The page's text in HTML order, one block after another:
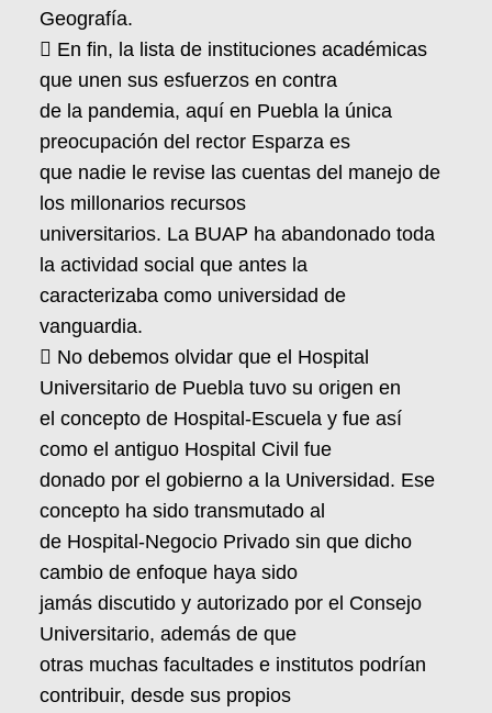
Geografía.
 En fin, la lista de instituciones académicas
que unen sus esfuerzos en contra
de la pandemia, aquí en Puebla la única
preocupación del rector Esparza es
que nadie le revise las cuentas del manejo de
los millonarios recursos
universitarios. La BUAP ha abandonado toda
la actividad social que antes la
caracterizaba como universidad de
vanguardia.
 No debemos olvidar que el Hospital
Universitario de Puebla tuvo su origen en
el concepto de Hospital-Escuela y fue así
como el antiguo Hospital Civil fue
donado por el gobierno a la Universidad. Ese
concepto ha sido transmutado al
de Hospital-Negocio Privado sin que dicho
cambio de enfoque haya sido
jamás discutido y autorizado por el Consejo
Universitario, además de que
otras muchas facultades e institutos podrían
contribuir, desde sus propios